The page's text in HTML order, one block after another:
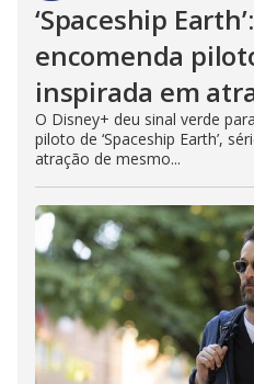
‘Spaceship
encomenda
inspirada em
O Disney+ deu sinal verde
piloto de ‘Spaceship Earth’,
atração de mesmo...